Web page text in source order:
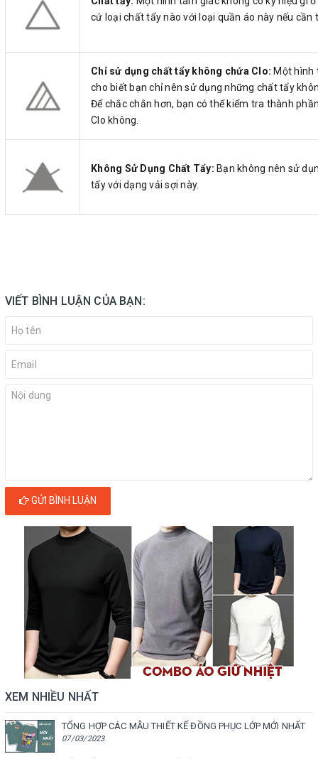
cứ loại chất tẩy nào với loại quần áo này nếu cần
Chỉ sử dụng chất tẩy không chứa Clo: Một hình
cho biết bạn chỉ nên sử dụng những chất tẩy
Để chắc chắn hơn, bạn có thể kiểm tra thành
Clo không.
Không Sử Dụng Chất Tẩy: Bạn không nên sử
tẩy với dạng vải sợi này.
VIẾT BÌNH LUẬN CỦA BẠN:
GỬI BÌNH LUẬN
XEM NHIỀU NHẤT
TỔNG HỢP CÁC MẪU THIẾT KẾ ĐỒNG PHỤC LỚP MỚI NHẤT
07/03/2023